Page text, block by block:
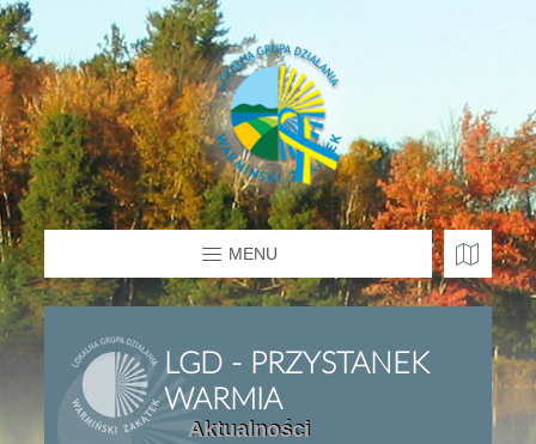
MENU
LGD - PRZYSTANEK
WARMIA
Aktualności